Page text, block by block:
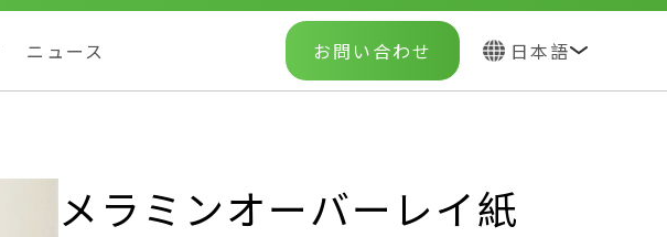
ニュース お問い合わせ 日本語
メラミンオーバーレイ紙